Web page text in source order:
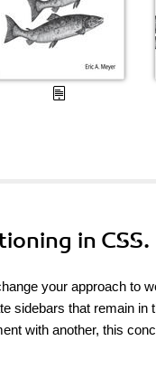
in
your approach to
sidebars that remain
with another, this